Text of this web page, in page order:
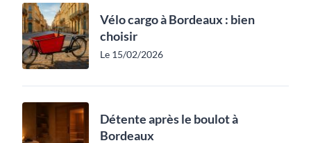
Vélo cargo à Bordeaux : bien
choisir
Le 15/02/2026
Détente après le boulot à
Bordeaux